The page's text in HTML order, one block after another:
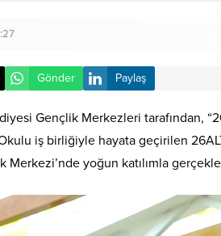
Gönder Paylaş
Gençlik Merkezleri tarafından,
iş birliğiyle hayata geçirilen
Merkezi’nde yoğun katılımla